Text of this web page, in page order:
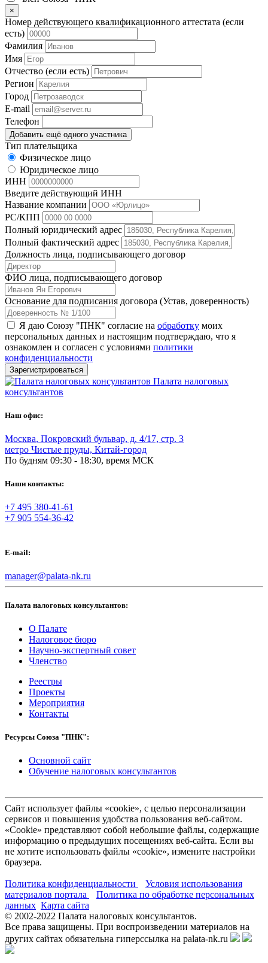
×
Номер действующего квалификационного аттестата (если
есть)
Фамилия
Имя
Отчество (если есть)
Регион
Город
E-mail
Телефон
Добавить ещё одного участника
Тип плательщика
Физическое лицо
Юридическое лицо
ИНН
Введите действующий ИНН
Название компании
РС/КПП
Полный юридический адрес
Полный фактический адрес
Должность лица, подписывающего договор
ФИО лица, подписывающего договор
Основание для подписания договора (Устав, доверенность)
Я даю Союзу "ПНК" согласие на обработку моих
персональных данных и настоящим подтверждаю, что я
ознакомлен и согласен с условиями политики
конфиденциальности
Зарегистрироваться
Палата налоговых
консультантов
Наш офис:
Москва, Покровский бульвар, д. 4/17, стр. 3
метро Чистые пруды, Китай-город
По будням 09:30 - 18:30, время МСК
Наши контакты:
+7 495 380-41-61
+7 905 554-36-42
E-mail:
manager@palata-nk.ru
Палата налоговых консультантов:
О Палате
Налоговое бюро
Научно-экспертный совет
Членство
Реестры
Проекты
Мероприятия
Контакты
Ресурсы Союза "ПНК":
Основной сайт
Обучение налоговых консультантов
Сайт использует файлы «cookie», с целью персонализации
сервисов и повышения удобства пользования веб-сайтом.
«Cookie» представляют собой небольшие файлы, содержащие
информацию о предыдущих посещениях веб-сайта. Если вы
не хотите использовать файлы «cookie», измените настройки
браузера.
Политика конфиденциальности
Условия использования
материалов портала
Политика по обработке персональных
данных Карта сайта
© 2002-2022 Палата налоговых консультантов.
Все права защищены. При воспроизведении материалов на
других сайтах обязательна гиперссылка на palata-nk.ru